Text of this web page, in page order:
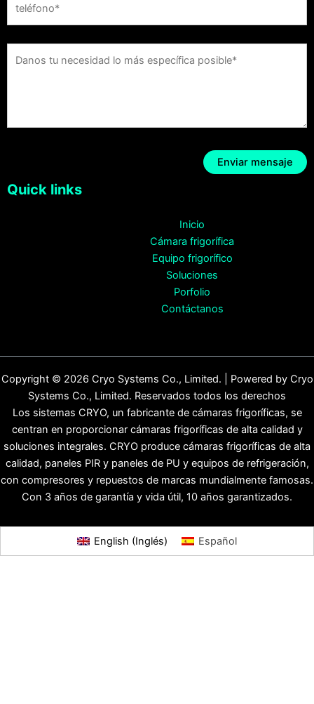
Quick links
Inicio
Cámara frigorífica
Equipo frigorífico
Soluciones
Porfolio
Contáctanos
Copyright © 2026 Cryo Systems Co., Limited. | Powered by Cryo
Systems Co., Limited. Reservados todos los derechos
Los sistemas CRYO, un fabricante de cámaras frigoríficas, se
centran en proporcionar cámaras frigoríficas de alta calidad y
soluciones integrales. CRYO produce cámaras frigoríficas de alta
calidad, paneles PIR y paneles de PU y equipos de refrigeración,
con compresores y repuestos de marcas mundialmente famosas.
Con 3 años de garantía y vida útil, 10 años garantizados.
English (Inglés) Español